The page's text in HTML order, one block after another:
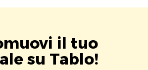
il tuo
su Tablo!